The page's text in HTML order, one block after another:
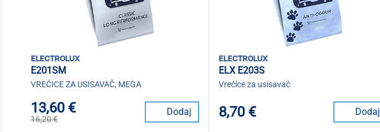
electrolux
E201SM
VREĆICE ZA USISAVAČ, MEGA
13,60 €
16,20 €
Dodaj
electrolux
ELX E203S
Vrećice za usisavač
8,70 € Dodaj